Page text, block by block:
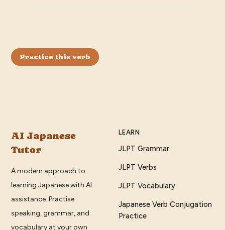
Practice this verb
AI Japanese
Tutor
A modern approach to
learning Japanese with AI
assistance. Practise
speaking, grammar, and
vocabulary at your own
LEARN
JLPT Grammar
JLPT Verbs
JLPT Vocabulary
Japanese Verb Conjugation
Practice